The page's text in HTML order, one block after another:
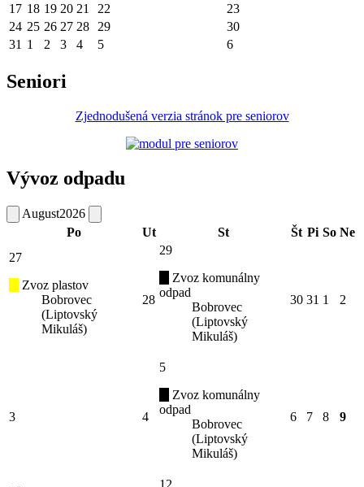
17 18 19 20 21 22
23
24 25 26 27 28 29
30
31 1 2 3 4 5 6
Seniori
Zjednodušená verzia stránok pre seniorov
Vývoz odpadu
August2026
Po
Ut St Št Pi So Ne
27
Zvoz plastov
Bobrovec
(Liptovský
Mikuláš)
28
29
Zvoz komunálny
odpad
Bobrovec
(Liptovský
Mikuláš)
30 31 1 2
3 4
5
Zvoz komunálny
odpad
Bobrovec
(Liptovský
Mikuláš)
6 7 8 9
12